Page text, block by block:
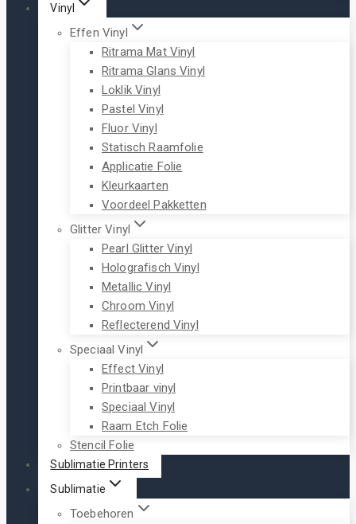
Vinyl
Effen Vinyl
Ritrama Mat Vinyl
Ritrama Glans Vinyl
Loklik Vinyl
Pastel Vinyl
Fluor Vinyl
Statisch Raamfolie
Applicatie Folie
Kleurkaarten
Voordeel Pakketten
Glitter Vinyl
Pearl Glitter Vinyl
Holografisch Vinyl
Metallic Vinyl
Chroom Vinyl
Reflecterend Vinyl
Speciaal Vinyl
Effect Vinyl
Printbaar vinyl
Speciaal Vinyl
Raam Etch Folie
Stencil Folie
Sublimatie Printers
Sublimatie
Toebehoren